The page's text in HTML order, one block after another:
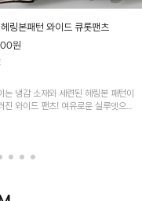
링본패턴 와이드 큐롯팬츠
원
는 냉감 소재와 세련된 헤링본 패턴이
진 와이드 팬츠! 여유로운 실루엣으로